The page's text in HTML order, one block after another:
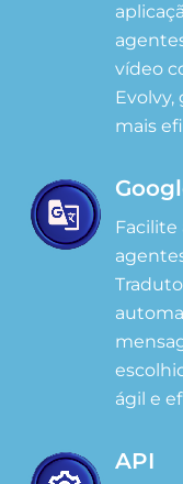
vídeo
mais
Facilite
ágil e
API